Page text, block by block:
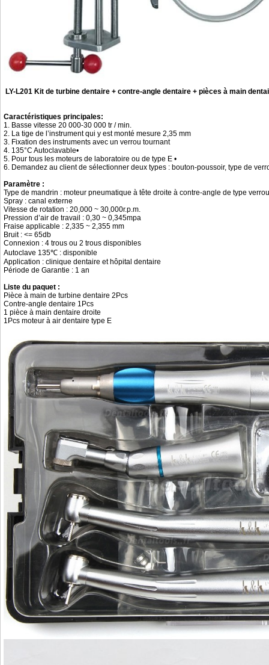
LY-L201 Kit de turbine dentaire + contre-angle dentaire + pièces à main
Caractéristiques principales:
1. Basse vitesse 20 000-30 000 tr / min.
2. La tige de l’instrument qui y est monté mesure 2,35 mm
3. Fixation des instruments avec un verrou tournant
4. 135°C Autoclavable•
5. Pour tous les moteurs de laboratoire ou de type E •
6. Demandez au client de sélectionner deux types : bouton-poussoir, type de
Paramètre :
Type de mandrin : moteur pneumatique à tête droite à contre-angle de type verrou
Spray : canal externe
Vitesse de rotation : 20,000 ~ 30,000r.p.m.
Pression d’air de travail : 0,30 ~ 0,345mpa
Fraise applicable : 2,335 ~ 2,355 mm
Bruit : <= 65db
Connexion : 4 trous ou 2 trous disponibles
Autoclave 135℃ : disponible
Application : clinique dentaire et hôpital dentaire
Période de Garantie : 1 an
Liste du paquet :
Pièce à main de turbine dentaire 2Pcs
Contre-angle dentaire 1Pcs
1 pièce à main dentaire droite
1Pcs moteur à air dentaire type E